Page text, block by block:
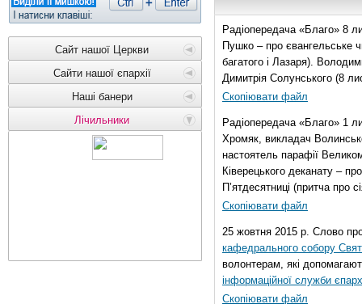
Сайт нашої Церкви
Сайти нашої єпархії
Наші банери
Лічильники
Радіопередача «Благо» 8
Пушко – про євангельське
багатого і Лазаря).
Димитрія Солунського (8
Скопіювати файл
Радіопередача «Благо» 1
Хромяк, викладач
настоятель парафії
Ківерецького деканату –
П’ятдесятниці (притча про
Скопіювати файл
25 жовтня 2015 р. Слово
кафедрального собору
волонтерам, які
інформаційної служби
Скопіювати файл